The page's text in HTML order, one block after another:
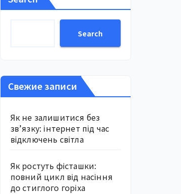
Search
Свежие записи
Як не залишитися без
зв’язку: інтернет під час
відключень світла
Як ростуть фісташки:
повний цикл від насіння
до стиглого горіха